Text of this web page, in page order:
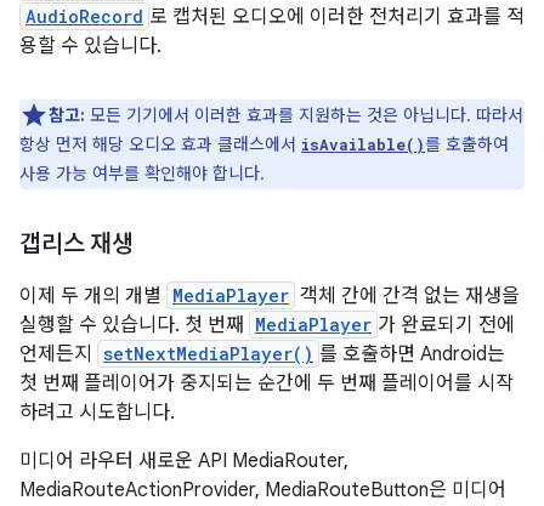
AudioRecord 로 캡처된 오디오에 이러한 전처리기 효과를 적
용할 수 있습니다.
참고: 모든 기기에서 이러한 효과를 지원하는 것은 아닙니다. 따라서
항상 먼저 해당 오디오 효과 클래스에서 isAvailable()를 호출하여
사용 가능 여부를 확인해야 합니다.
갭리스 재생
이제 두 개의 개별 MediaPlayer 객체 간에 간격 없는 재생을
실행할 수 있습니다. 첫 번째
MediaPlayer 가 완료되기 전에
언제든지
setNextMediaPlayer() 를 호출하면 Android는
첫 번째 플레이어가 중지되는 순간에 두 번째 플레이어를 시작
하려고 시도합니다.
미디어 라우터 새로운 API MediaRouter,
MediaRouteActionProvider, MediaRouteButton은 미디어